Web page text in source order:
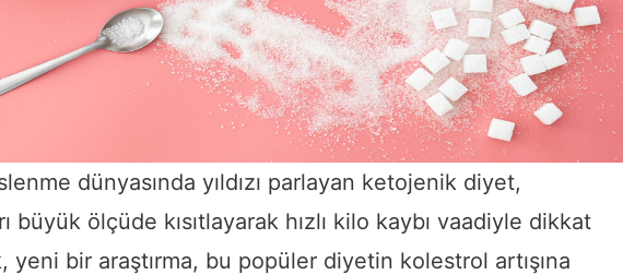
dünyasında yıldızı parlayan ketojenik diyet,
büyük ölçüde kısıtlayarak hızlı kilo kaybı vaadiyle dikkat
yeni bir araştırma, bu popüler diyetin kolestrol artışına